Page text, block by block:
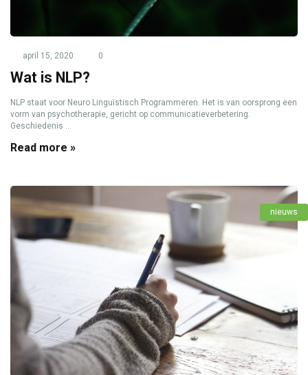
april 15, 2020 0
Wat is NLP?
NLP staat voor Neuro Linguïstisch Programmeren. Het is van oorsprong een
vorm van psychotherapie, gericht op communicatieverbetering.
Geschiedenis ...
Read more »
nieuws